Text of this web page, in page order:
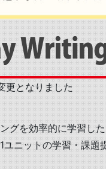
更となりました
グを効率的に学習し
ニットの学習・課